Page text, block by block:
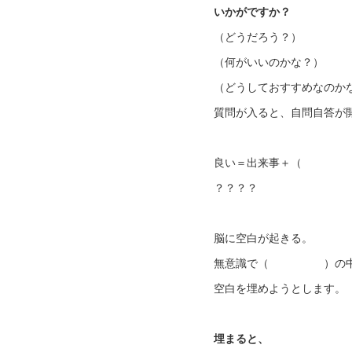
いかがですか？
（どうだろう？）
（何がいいのかな？）
（どうしておすすめなのか
質問が入ると、自問自答が
良い＝出来事＋（
？？？？
脳に空白が起きる。
無意識で（ ）の
空白を埋めようとします。
埋まると、